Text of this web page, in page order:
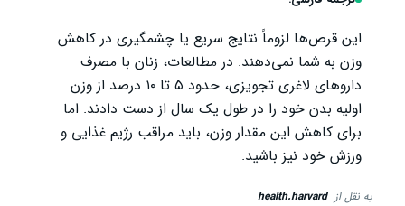
این قرص‌ها لزوماً نتایج سریع یا چشمگیری در کاهش
وزن به شما نمی‌دهند. در مطالعات، زنان با مصرف
داروهای لاغری تجویزی، حدود ۵ تا ۱۰ درصد از وزن
اولیه بدن خود را در طول یک سال از دست دادند. اما
برای کاهش این مقدار وزن، باید مراقب رژیم غذایی و
ورزش خود نیز باشید.
به نقل از health.harvard